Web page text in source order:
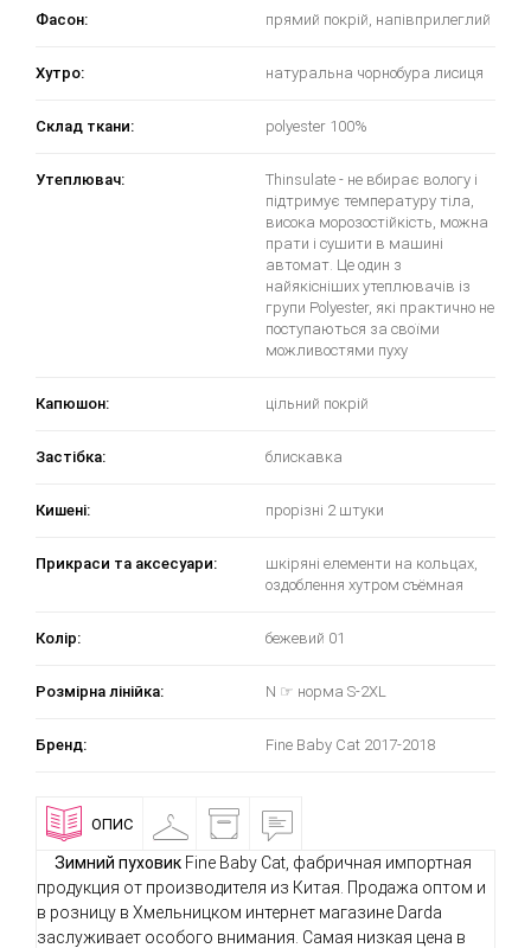
Фасон: прямий покрій, напівприлеглий
Хутро: натуральна чорнобура лисиця
Склад ткани: polyester 100%
Утеплювач:
Thinsulate - не вбирає вологу і
підтримує температуру тіла,
висока морозостійкість, можна
прати і сушити в машині
автомат. Це один з
найякісніших утеплювачів із
групи Polyester, які практично не
поступаються за своїми
можливостями пуху
Капюшон: цільний покрій
Застібка: блискавка
Кишені: прорізні 2 штуки
Прикраси та аксесуари:
шкіряні елементи на кольцах,
оздоблення хутром съёмная
Колір: бежевий 01
Розмірна лінійка: N ☞ норма S-2XL
Бренд: Fine Baby Cat 2017-2018
ОПИС ПРИМІРОЧНАДОСТАВКА
ОПЛАТА
Зимний пуховик Fine Baby Cat, фабричная импортная
продукция от производителя из Китая. Продажа оптом и
в розницу в Хмельницком интернет магазине Darda
заслуживает особого внимания. Самая низкая цена в